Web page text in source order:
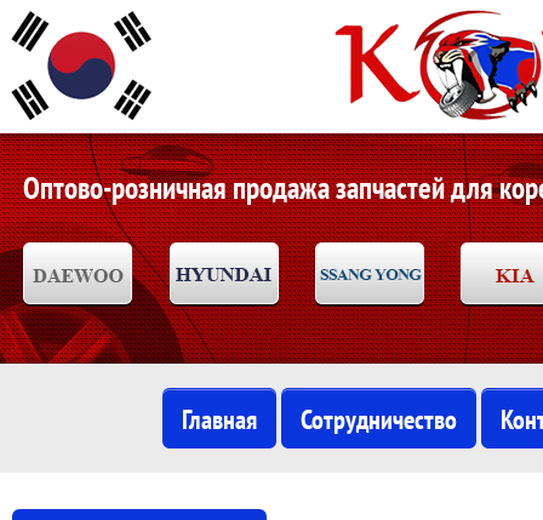
Оптово-розничная продажа запчастей для
Главная Сотрудничество